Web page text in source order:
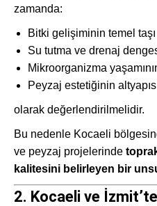
zamanda:
Bitki gelişiminin temel taşı
Su tutma ve drenaj
Mikroorganizma
Peyzaj estetiğinin
olarak değerlendirilmelidir.
Bu nedenle Kocaeli
ve peyzaj projelerinde
kalitesini belirleyen bir
2. Kocaeli ve